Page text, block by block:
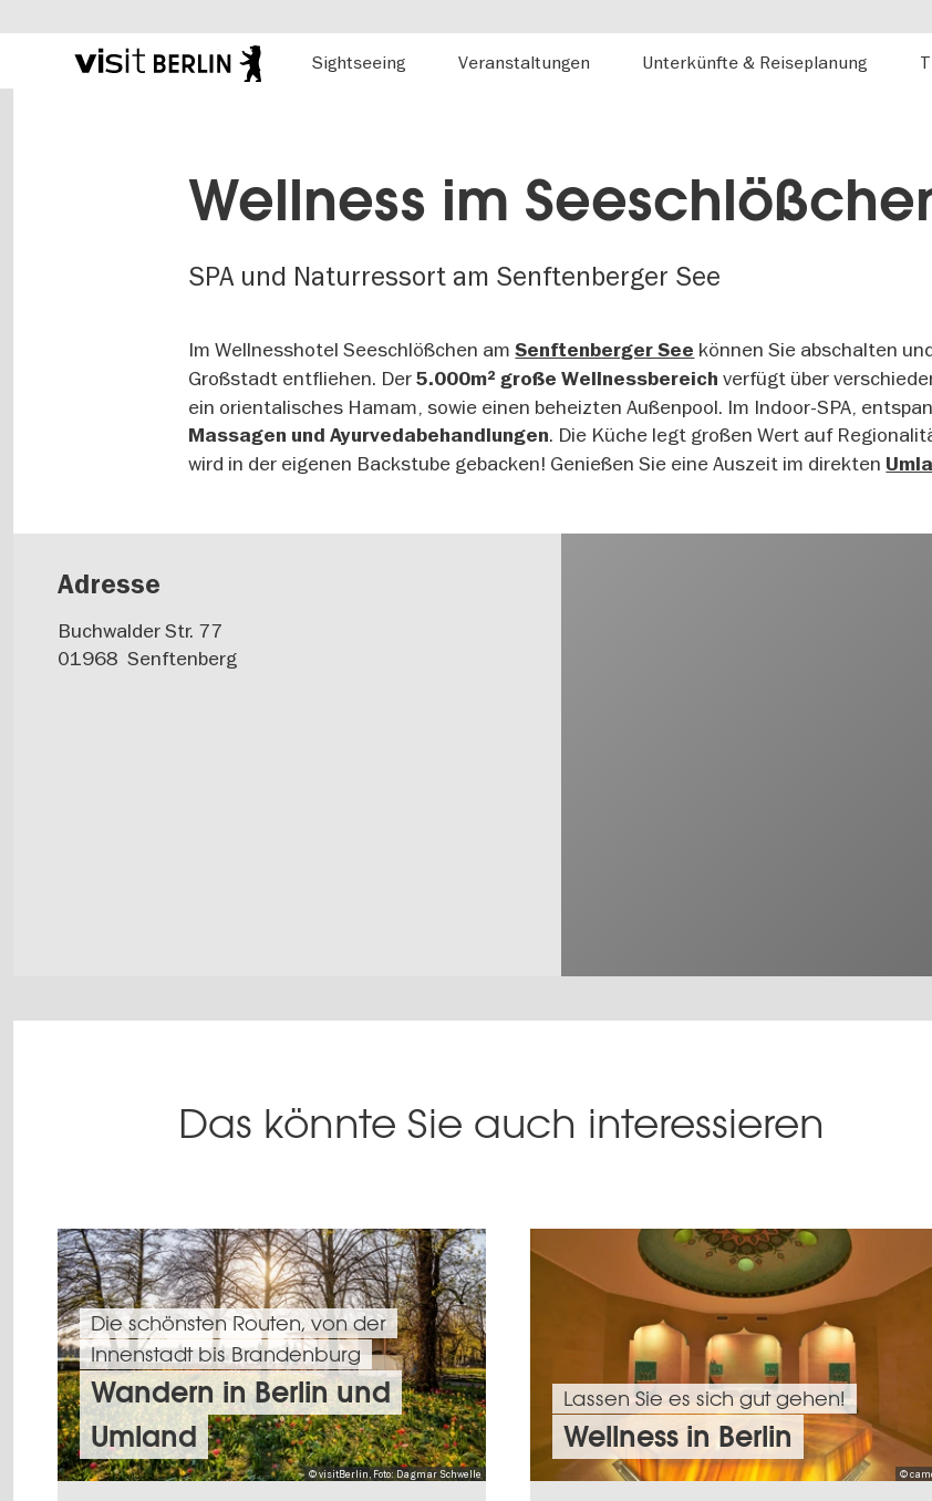
Berlins
Sightseeing
Veranstaltungen Unterkünfte & Reiseplanung
Wellness im
SPA und Naturressort am Senftenberger See
Im Wellnesshotel Seeschlößchen amSenftenberger See können Sie abschalten
Großstadt entfliehen. Der5.000m² große Wellnessbereich verfügt über
ein orientalisches Hamam, sowie einen beheizten Außenpool. Im Indoor-SPA,
Massagen und Ayurvedabehandlungen. Die Küche legt großen Wert auf
wird in der eigenen Backstube gebacken! Genießen Sie eine Auszeit im direkten
Adresse
Buchwalder Str. 77
01968 Senftenberg
Das könnte Sie auch interessieren
© visitBerlin, Foto: Dagmar Schwelle
Die schönsten Routen, von der
Innenstadt bis Brandenburg
Wandern in Berlin und
Umland
©
Lassen Sie es sich gut gehen!
Wellness in Berlin